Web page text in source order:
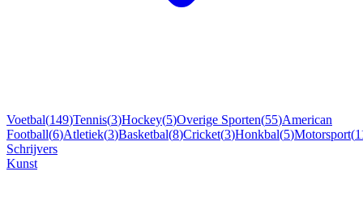
Voetbal(149)Tennis(3)Hockey(5)Overige Sporten(55)American
Football(6)Atletiek(3)Basketbal(8)Cricket(3)Honkbal(5)Motorsport(
Schrijvers
Kunst